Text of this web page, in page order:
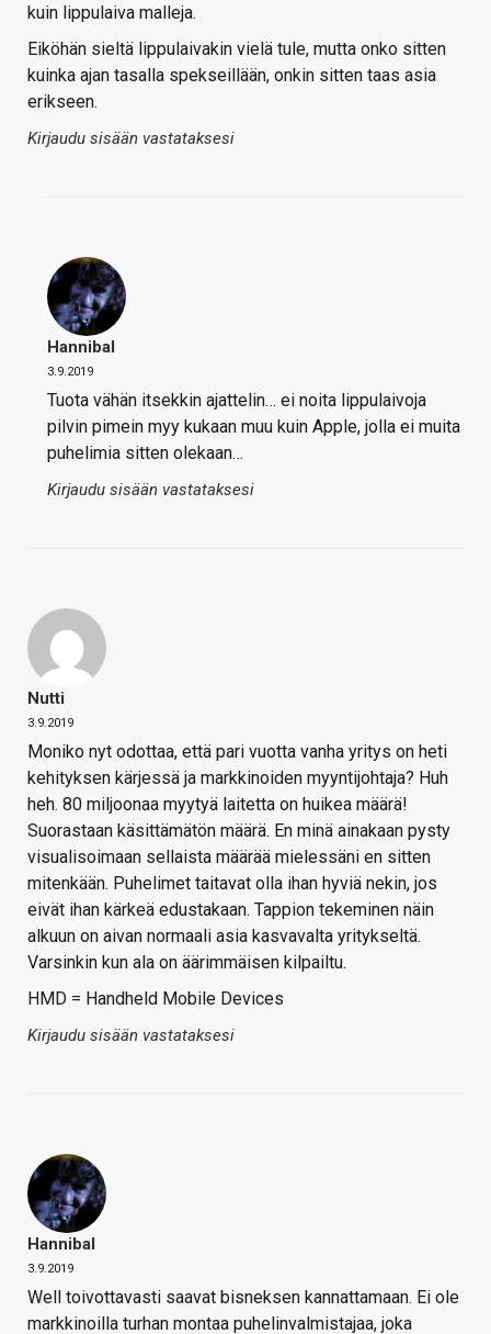
kuin lippulaiva malleja.
Eiköhän sieltä lippulaivakin vielä tule, mutta onko sitten
kuinka ajan tasalla spekseillään, onkin sitten taas asia
erikseen.
Kirjaudu sisään vastataksesi
Hannibal
3.9.2019
Tuota vähän itsekkin ajattelin… ei noita lippulaivoja
pilvin pimein myy kukaan muu kuin Apple, jolla ei muita
puhelimia sitten olekaan…
Kirjaudu sisään vastataksesi
Nutti
3.9.2019
Moniko nyt odottaa, että pari vuotta vanha yritys on heti
kehityksen kärjessä ja markkinoiden myyntijohtaja? Huh
heh. 80 miljoonaa myytyä laitetta on huikea määrä!
Suorastaan käsittämätön määrä. En minä ainakaan pysty
visualisoimaan sellaista määrää mielessäni en sitten
mitenkään. Puhelimet taitavat olla ihan hyviä nekin, jos
eivät ihan kärkeä edustakaan. Tappion tekeminen näin
alkuun on aivan normaali asia kasvavalta yritykseltä.
Varsinkin kun ala on äärimmäisen kilpailtu.
HMD = Handheld Mobile Devices
Kirjaudu sisään vastataksesi
Hannibal
3.9.2019
Well toivottavasti saavat bisneksen kannattamaan. Ei ole
markkinoilla turhan montaa puhelinvalmistajaa, joka